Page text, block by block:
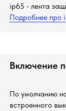
ip65 - лента
Подробнее про
Включение
По умолчанию
встроенного